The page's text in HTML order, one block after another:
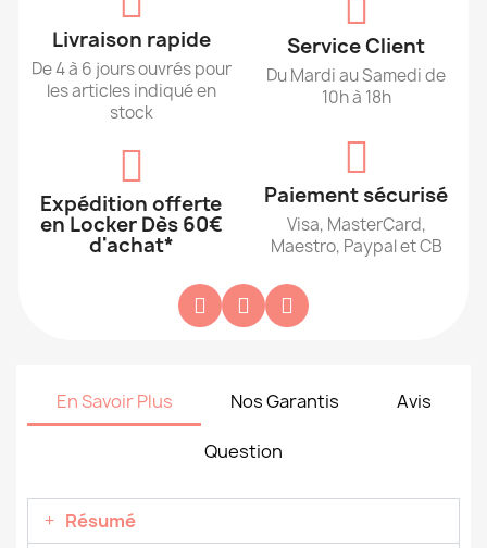
Livraison rapide
De 4 à 6 jours ouvrés pour
les articles indiqué en
stock
Expédition offerte
en Locker Dès 60€
d'achat*
Service Client
Du Mardi au Samedi de
10h à 18h
Paiement sécurisé
Visa, MasterCard,
Maestro, Paypal et CB
En Savoir Plus Nos Garantis Avis
Question
Résumé